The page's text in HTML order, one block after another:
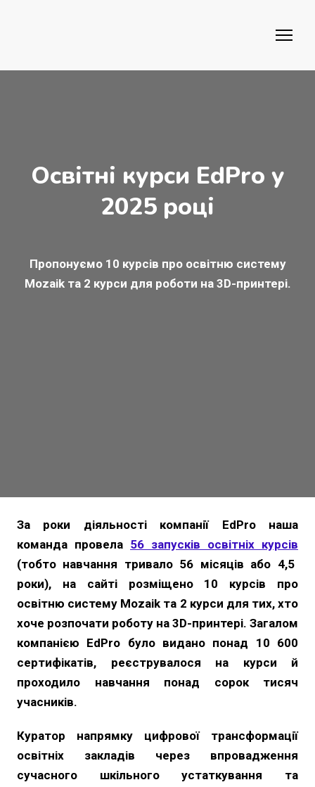
Освітні курси EdPro у
2025 році
Пропонуємо 10 курсів про освітню систему
Mozaik та 2 курси для роботи на 3D-принтері.
За роки діяльності компанії EdPro наша
команда провела 56 запусків освітніх курсів
(тобто навчання тривало 56 місяців або 4,5
роки), на сайті розміщено 10 курсів про
освітню систему Mozaik та 2 курси для тих, хто
хоче розпочати роботу на 3D-принтері. Загалом
компанією EdPro було видано понад 10 600
сертифікатів, реєструвалося на курси й
проходило навчання понад сорок тисяч
учасників.
Куратор напрямку цифрової трансформації
освітніх закладів через впровадження
сучасного шкільного устаткування та